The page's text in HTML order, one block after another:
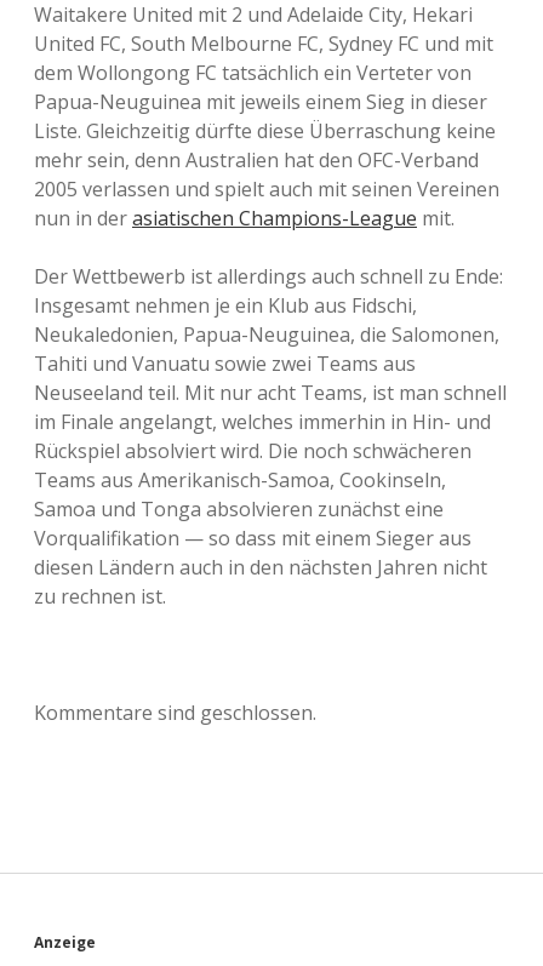
Waitakere United mit 2 und Adelaide City, Hekari
United FC, South Melbourne FC, Sydney FC und mit
dem Wollongong FC tatsächlich ein Verteter von
Papua-Neuguinea mit jeweils einem Sieg in dieser
Liste. Gleichzeitig dürfte diese Überraschung keine
mehr sein, denn Australien hat den OFC-Verband
2005 verlassen und spielt auch mit seinen Vereinen
nun in derasiatischen Champions-League mit.
Der Wettbewerb ist allerdings auch schnell zu Ende:
Insgesamt nehmen je ein Klub aus Fidschi,
Neukaledonien, Papua-Neuguinea, die Salomonen,
Tahiti und Vanuatu sowie zwei Teams aus
Neuseeland teil. Mit nur acht Teams, ist man schnell
im Finale angelangt, welches immerhin in Hin- und
Rückspiel absolviert wird. Die noch schwächeren
Teams aus Amerikanisch-Samoa, Cookinseln,
Samoa und Tonga absolvieren zunächst eine
Vorqualifikation — so dass mit einem Sieger aus
diesen Ländern auch in den nächsten Jahren nicht
zu rechnen ist.
Kommentare sind geschlossen.
Anzeige